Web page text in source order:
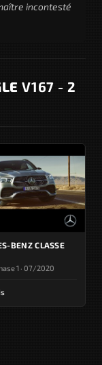
incontesté
V167 - 2
BENZ CLASSE
1 · 07/2020